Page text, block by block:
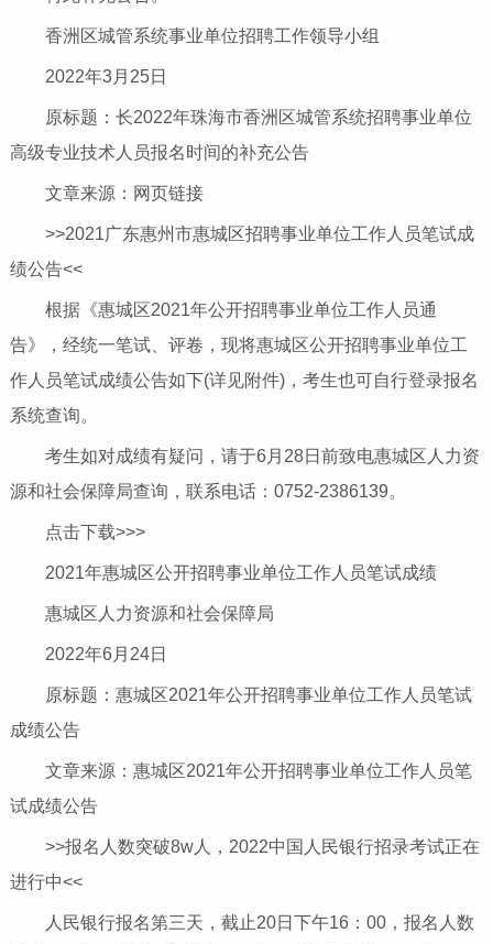
香洲区城管系统事业单位招聘工作领导小组
2022年3月25日
原标题：长2022年珠海市香洲区城管系统招聘事业单位
高级专业技术人员报名时间的补充公告
文章来源：网页链接
>>2021广东惠州市惠城区招聘事业单位工作人员笔试成
绩公告<<
根据《惠城区2021年公开招聘事业单位工作人员通
告》，经统一笔试、评卷，现将惠城区公开招聘事业单位工
作人员笔试成绩公告如下(详见附件)，考生也可自行登录报名
系统查询。
考生如对成绩有疑问，请于6月28日前致电惠城区人力资
源和社会保障局查询，联系电话：0752-2386139。
点击下载>>>
2021年惠城区公开招聘事业单位工作人员笔试成绩
惠城区人力资源和社会保障局
2022年6月24日
原标题：惠城区2021年公开招聘事业单位工作人员笔试
成绩公告
文章来源：惠城区2021年公开招聘事业单位工作人员笔
试成绩公告
>>报名人数突破8w人，2022中国人民银行招录考试正在
进行中<<
人民银行报名第三天，截止20日下午16：00，报名人数